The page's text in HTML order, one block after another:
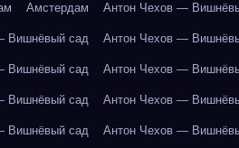
Амстердам Антон Чехов —
Вишнёвый сад Антон Чехов —
Вишнёвый сад Антон Чехов —
Вишнёвый сад Антон Чехов —
Вишнёвый сад Антон Чехов —